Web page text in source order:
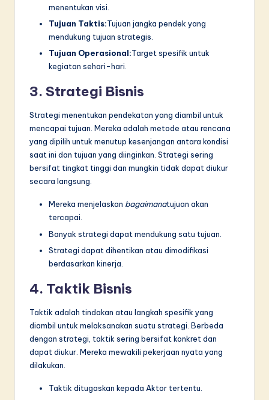
menentukan visi.
Tujuan Taktis:Tujuan jangka pendek yang
mendukung tujuan strategis.
Tujuan Operasional:Target spesifik untuk
kegiatan sehari-hari.
3. Strategi Bisnis
Strategi menentukan pendekatan yang diambil untuk
mencapai tujuan. Mereka adalah metode atau rencana
yang dipilih untuk menutup kesenjangan antara kondisi
saat ini dan tujuan yang diinginkan. Strategi sering
bersifat tingkat tinggi dan mungkin tidak dapat diukur
secara langsung.
Mereka menjelaskan bagaimanatujuan akan
tercapai.
Banyak strategi dapat mendukung satu tujuan.
Strategi dapat dihentikan atau dimodifikasi
berdasarkan kinerja.
4. Taktik Bisnis
Taktik adalah tindakan atau langkah spesifik yang
diambil untuk melaksanakan suatu strategi. Berbeda
dengan strategi, taktik sering bersifat konkret dan
dapat diukur. Mereka mewakili pekerjaan nyata yang
dilakukan.
Taktik ditugaskan kepada Aktor tertentu.